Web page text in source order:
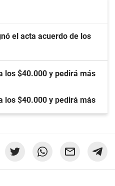
el acta acuerdo de los
los $40.000 y pedirá más
los $40.000 y pedirá más